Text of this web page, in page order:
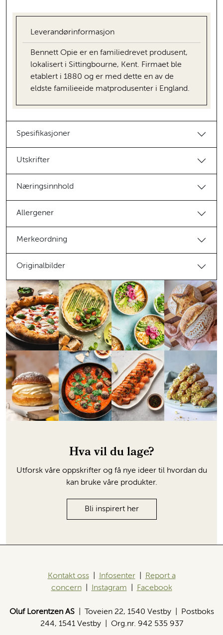
Leverandørinformasjon
Bennett Opie er en familiedrevet produsent,
lokalisert i Sittingbourne, Kent. Firmaet ble
etablert i 1880 og er med dette en av de
eldste familieeide matprodusenter i England.
Spesifikasjoner
Utskrifter
Næringsinnhold
Allergener
Merkeordning
Originalbilder
Hva vil du lage?
Utforsk våre oppskrifter og få nye ideer til hvordan du
kan bruke våre produkter.
Bli inspirert her
Kontakt oss| Infosenter| Report a
concern| Instagram Facebook
Oluf Lorentzen AS| Toveien 22, 1540 Vestby | Postboks
244, 1541 Vestby | Org.nr. 942 535 937